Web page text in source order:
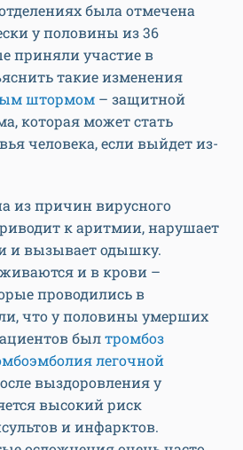
была отмечена
у половины из 36
приняли участие в
такие изменения
штормом – защитной
которая может стать
человека, если выйдет из-
из причин вирусного
к аритмии, нарушает
и вызывает одышку.
и в крови –
проводились в
что у половины умерших
былтромбоз
легочной
выздоровления у
высокий риск
и инфарктов.